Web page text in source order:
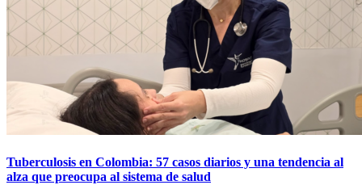
Tuberculosis en Colombia: 57 casos diarios y una tendencia al
alza que preocupa al sistema de salud